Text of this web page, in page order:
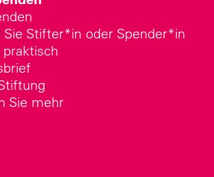
Sie Stifter*in oder Spender*in
Sie mehr